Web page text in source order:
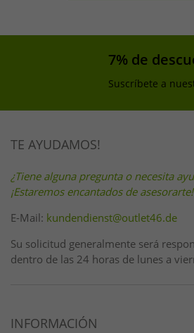
7% de
Suscríbete a
TE AYUDAMOS!
¿Tiene alguna pregunta o necesita
¡Estaremos encantados de asesorarte!
E-Mail: kundendienst@outlet46.de
Su solicitud generalmente será
dentro de las 24 horas de lunes a
INFORMACIÓN